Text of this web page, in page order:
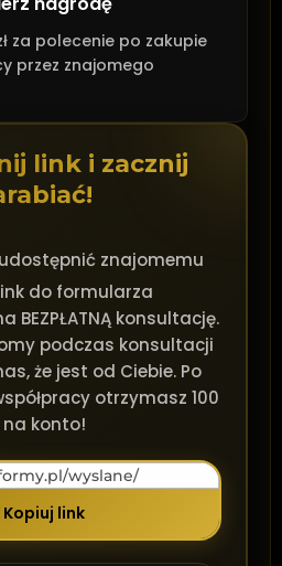
za polecenie po zakupie
przez znajomego
link i zacznij
znajomemu
do formularza
BEZPŁATNĄ konsultację.
podczas konsultacji
że jest od Ciebie. Po
otrzymasz 100
na konto!
Kopiuj link